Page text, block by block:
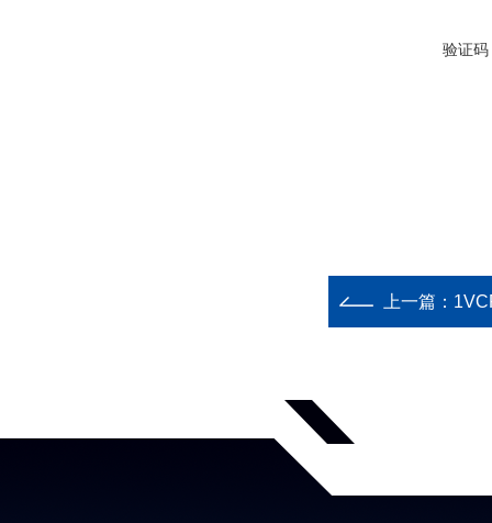
验证码
上一篇：